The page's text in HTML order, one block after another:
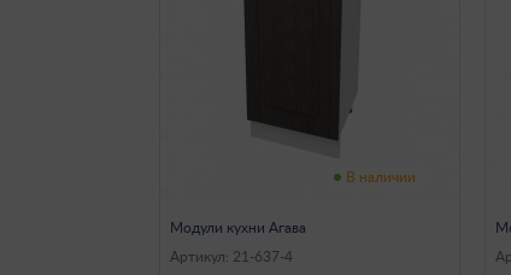
В наличии
Модули кухни Агава
Артикул: 21-637-4